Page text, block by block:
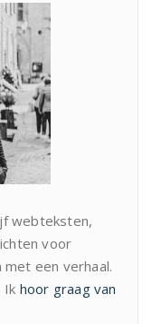
webteksten,
voor
een verhaal.
Ik hoor graag van